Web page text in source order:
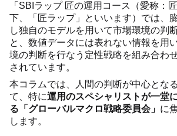
「SBIラップ 匠の運用コース（愛称：
下、「匠ラップ」といいます）では、
し独自のモデルを用いて市場環境の判
と、数値データには表れない情報を用
境の判断を行なう定性戦略を組み合わ
されています。
本コラムでは、人間の判断が中心とな
て、特に運用のスペシャリストが一堂
る「グローバルマクロ戦略委員会」 に
します。